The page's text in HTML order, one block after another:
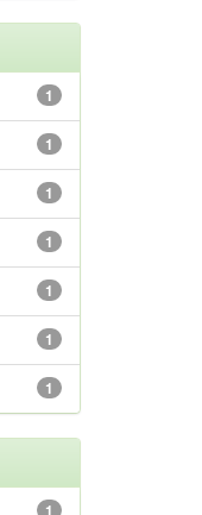
1
1
1
1
1
1
1
1